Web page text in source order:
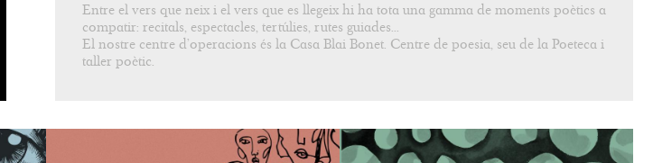
Entre el vers que neix i el vers que es llegeix hi ha tota una gamma de moments poètics a
compatir: recitals, espectacles, tertúlies, rutes guiades...
El nostre centre d’operacions és la Casa Blai Bonet. Centre de poesia, seu de la Poeteca i
taller poètic.